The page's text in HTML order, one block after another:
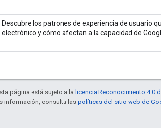
Descubre los patrones de experiencia de usuario
electrónico y cómo afectan a la capacidad de
página está sujeto a la licencia Reconocimiento 4.0
información, consulta las políticas del sitio web de